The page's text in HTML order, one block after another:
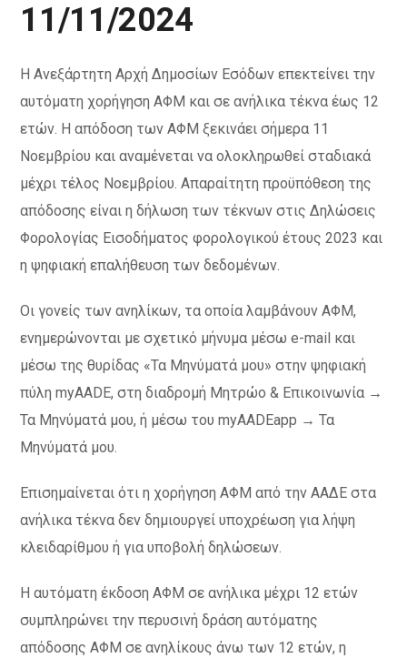
11/11/2024
Η Ανεξάρτητη Αρχή Δημοσίων Εσόδων επεκτείνει την
αυτόματη χορήγηση ΑΦΜ και σε ανήλικα τέκνα έως 12
ετών. Η απόδοση των ΑΦΜ ξεκινάει σήμερα 11
Νοεμβρίου και αναμένεται να ολοκληρωθεί σταδιακά
μέχρι τέλος Νοεμβρίου. Απαραίτητη προϋπόθεση της
απόδοσης είναι η δήλωση των τέκνων στις Δηλώσεις
Φορολογίας Εισοδήματος φορολογικού έτους 2023 και
η ψηφιακή επαλήθευση των δεδομένων.
Οι γονείς των ανηλίκων, τα οποία λαμβάνουν ΑΦΜ,
ενημερώνονται με σχετικό μήνυμα μέσω e-mail και
μέσω της θυρίδας «Τα Μηνύματά μου» στην ψηφιακή
πύλη myAADE, στη διαδρομή Μητρώο & Επικοινωνία →
Τα Μηνύματά μου, ή μέσω του myAADEapp → Τα
Μηνύματά μου.
Επισημαίνεται ότι η χορήγηση ΑΦΜ από την ΑΑΔΕ στα
ανήλικα τέκνα δεν δημιουργεί υποχρέωση για λήψη
κλειδαρίθμου ή για υποβολή δηλώσεων.
Η αυτόματη έκδοση ΑΦΜ σε ανήλικα μέχρι 12 ετών
συμπληρώνει την περυσινή δράση αυτόματης
απόδοσης ΑΦΜ σε ανηλίκους άνω των 12 ετών, η